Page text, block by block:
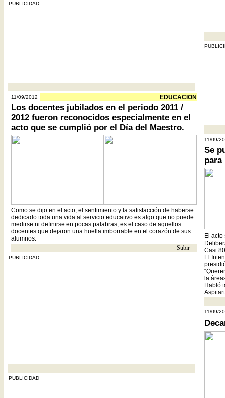
PUBLICIDAD
11/09/2012 EDUCACION
Los docentes jubilados en el periodo 2011 /
2012 fueron reconocidos especialmente en el
acto que se cumplió por el Día del Maestro.
Como se dijo en el acto, el sentimiento y la satisfacción de haberse
dedicado toda una vida al servicio educativo es algo que no puede
medirse ni definirse en pocas palabras, es el caso de aquellos
docentes que dejaron una huella imborrable en el corazón de sus
alumnos.
Subir
PUBLICIDAD
PUBLICIDAD
11/09/
Se
para
El
Casi
El
la
Habló
11/09/